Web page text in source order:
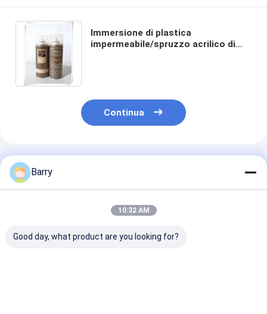
Immersione di plastica
impermeabile/spruzzo acrilico di
Continua
Prodotti Raccomandati
Barry
10:32 AM
Good day, what product are you looking for?